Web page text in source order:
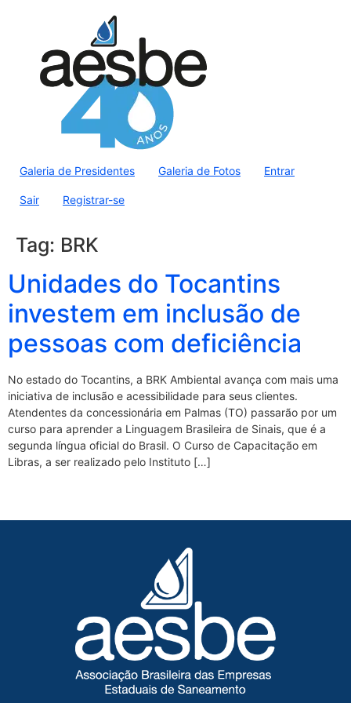
Galeria de Presidentes Galeria de Fotos Entrar
Sair Registrar-se
Tag: BRK
Unidades do Tocantins
investem em inclusão de
pessoas com deficiência
No estado do Tocantins, a BRK Ambiental avança com mais uma
iniciativa de inclusão e acessibilidade para seus clientes.
Atendentes da concessionária em Palmas (TO) passarão por um
curso para aprender a Linguagem Brasileira de Sinais, que é a
segunda língua oficial do Brasil. O Curso de Capacitação em
Libras, a ser realizado pelo Instituto […]